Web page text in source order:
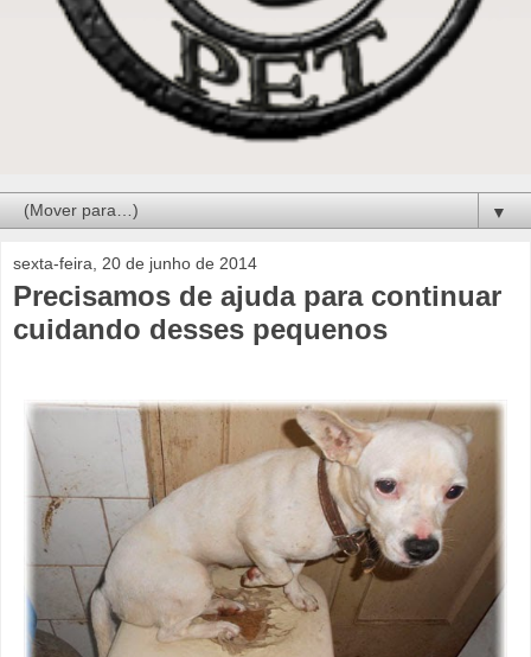
▼
sexta-feira, 20 de junho de 2014
Precisamos de ajuda para continuar
cuidando desses pequenos